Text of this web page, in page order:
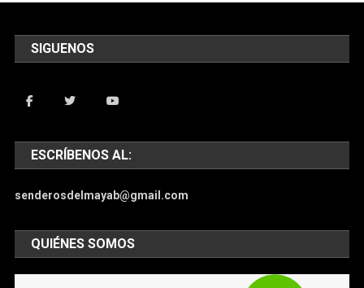
SIGUENOS
ESCRÍBENOS AL:
senderosdelmayab@gmail.com
QUIÉNES SOMOS